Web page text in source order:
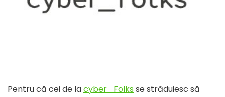
Pentru că cei de lacyber_Folksse străduiesc să